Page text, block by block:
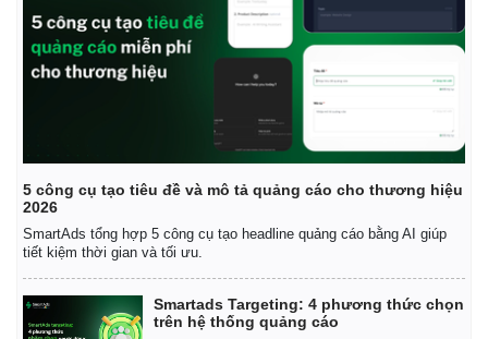
Vụ án
Tin nóng
Tư vấn luật
Vũ khí
Việt Nam
Phân tích
5 công cụ tạo tiêu đề và mô tả quảng cáo cho thương hiệu
2026
SmartAds tổng hợp 5 công cụ tạo headline quảng cáo bằng AI giúp
tiết kiệm thời gian và tối ưu.
Smartads Targeting: 4 phương thức chọn
trên hệ thống quảng cáo